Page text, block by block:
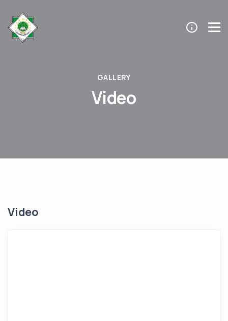
GALLERY
Video
Video